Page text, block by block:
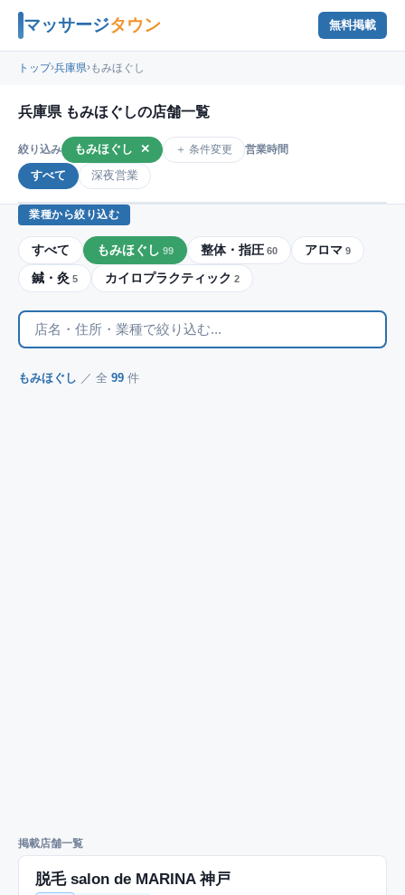
マッサージタウン 無料掲載
トップ›兵庫県›もみほぐし
兵庫県 もみほぐしの店舗一覧
絞り込み もみほぐし ✕ ＋ 条件変更 営業時間
すべて 深夜営業
業種から絞り込む
すべて もみほぐし 99 整体・指圧 60 アロマ 9
鍼・灸 5 カイロプラクティック 2
もみほぐし ／ 全 99 件
掲載店舗一覧
脱毛 salon de MARINA 神戸